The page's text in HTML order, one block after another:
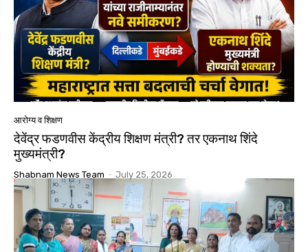
आरोग्य व शिक्षण
देवेंद्र फडणवीस केंद्रीय शिक्षण मंत्री? तर एकनाथ शिंदे
मुख्यमंत्री?
Shabnam News Team - July 25, 2026